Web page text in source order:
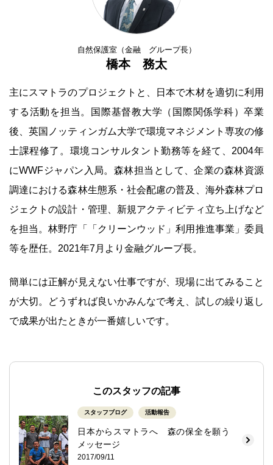
自然保護室（金融 グループ長）
橋本 務太
主にスマトラのプロジェクトと、日本で木材を適切に利用
する活動を担当。国際基督教大学（国際関係学科）卒業
後、英国ノッティンガム大学で環境マネジメント専攻の修
士課程修了。環境コンサルタント勤務等を経て、2004年
にWWFジャパン入局。森林担当として、企業の森林資源
調達における森林生態系・社会配慮の普及、海外森林プロ
ジェクトの設計・管理、新規アクティビティ立ち上げなど
を担当。林野庁「「クリーンウッド」利用推進事業」委員
等を歴任。2021年7月より金融グループ長。
簡単には正解が見えない仕事ですが、現場に出てみること
が大切。どうずれば良いかみんなで考え、試しの繰り返し
で成果が出たときが一番嬉しいです。
このスタッフの記事
スタッフブログ 活動報告
日本からスマトラへ 森の保全を願う
メッセージ
2017/09/11